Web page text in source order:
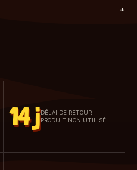
+
14 jDÉLAI DE RETOUR
PRODUIT NON UTILISÉ